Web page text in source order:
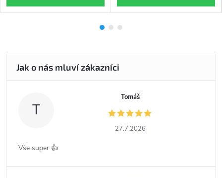
T
Tomáš
27.7.2026
Vše super 👍